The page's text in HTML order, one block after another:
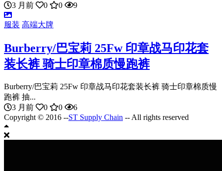
3 月前
0 0 9
服装 高端大牌
Burberry/巴宝莉 25Fw 印章战马印花套
装长裤 骑士印章棉质慢跑裤
Burberry/巴宝莉 25Fw 印章战马印花套装长裤 骑士印章棉质慢
跑裤 抽...
3 月前
0 0
6
Copyright © 2016 --ST Supply Chain -- All rights reserved